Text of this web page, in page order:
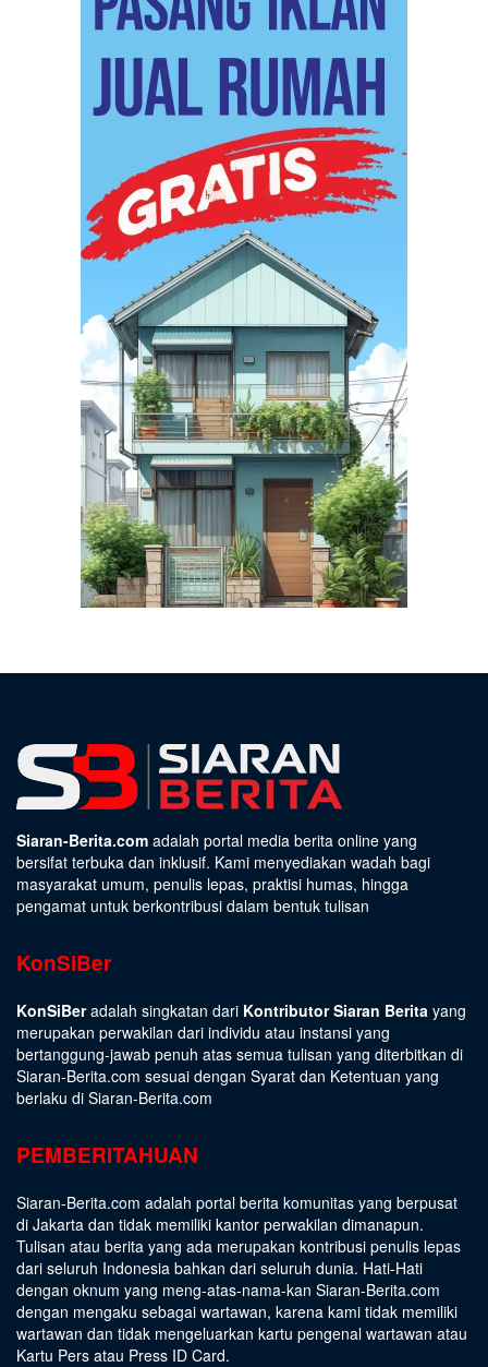
Siaran-Berita.com adalah portal media berita online yang
bersifat terbuka dan inklusif. Kami menyediakan wadah bagi
masyarakat umum, penulis lepas, praktisi humas, hingga
pengamat untuk berkontribusi dalam bentuk tulisan
KonSiBer
KonSiBeradalah singkatan dari Kontributor Siaran Berita yang
merupakan perwakilan dari individu atau instansi yang
bertanggung-jawab penuh atas semua tulisan yang diterbitkan di
Siaran-Berita.com sesuai dengan Syarat dan Ketentuan yang
berlaku di Siaran-Berita.com
PEMBERITAHUAN
Siaran-Berita.com adalah portal berita komunitas yang berpusat
di Jakarta dan tidak memiliki kantor perwakilan dimanapun.
Tulisan atau berita yang ada merupakan kontribusi penulis lepas
dari seluruh Indonesia bahkan dari seluruh dunia. Hati-Hati
dengan oknum yang meng-atas-nama-kan Siaran-Berita.com
dengan mengaku sebagai wartawan, karena kami tidak memiliki
wartawan dan tidak mengeluarkan kartu pengenal wartawan atau
Kartu Pers atau Press ID Card.